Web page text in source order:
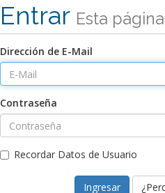
Entrar Esta
Dirección de E-Mail
Contraseña
Recordar Datos de Usuario